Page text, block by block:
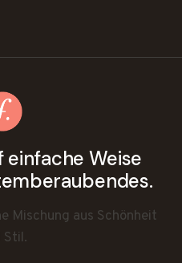
einfache Weise
Mischung aus Schönheit
Stil.